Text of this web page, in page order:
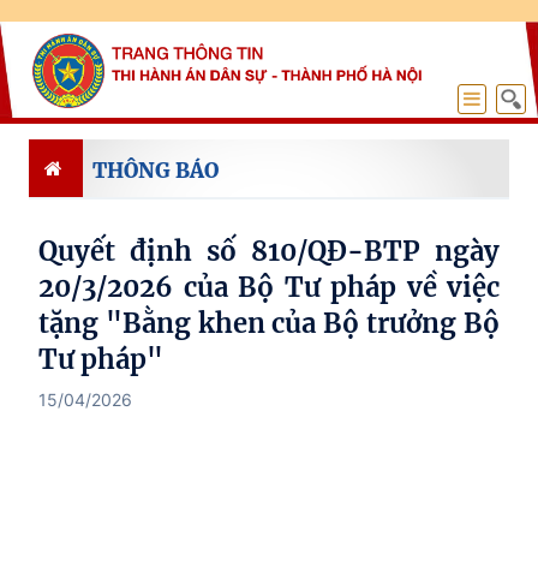
THÔNG BÁO
Quyết định số 810/QĐ-BTP ngày
20/3/2026 của Bộ Tư pháp về việc
tặng "Bằng khen của Bộ trưởng Bộ
Tư pháp"
15/04/2026